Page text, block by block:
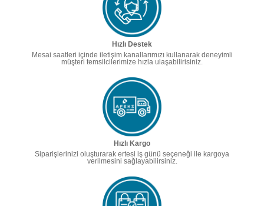
Hızlı Destek
Mesai saatleri içinde iletişim kanallarımızı kullanarak deneyimli
müşteri temsilcilerimize hızla ulaşabilirisiniz.
Hızlı Kargo
Siparişlerinizi oluşturarak ertesi iş günü seçeneği ile kargoya
verilmesini sağlayabilirsiniz.